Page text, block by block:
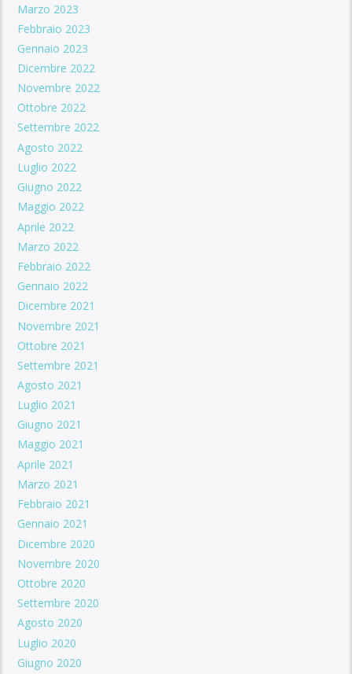
Marzo 2023
Febbraio 2023
Gennaio 2023
Dicembre 2022
Novembre 2022
Ottobre 2022
Settembre 2022
Agosto 2022
Luglio 2022
Giugno 2022
Maggio 2022
Aprile 2022
Marzo 2022
Febbraio 2022
Gennaio 2022
Dicembre 2021
Novembre 2021
Ottobre 2021
Settembre 2021
Agosto 2021
Luglio 2021
Giugno 2021
Maggio 2021
Aprile 2021
Marzo 2021
Febbraio 2021
Gennaio 2021
Dicembre 2020
Novembre 2020
Ottobre 2020
Settembre 2020
Agosto 2020
Luglio 2020
Giugno 2020